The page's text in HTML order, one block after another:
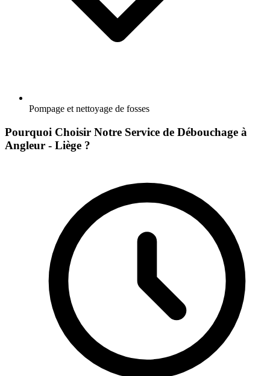
Pompage et nettoyage de fosses
Pourquoi Choisir Notre Service de Débouchage à
Angleur - Liège ?